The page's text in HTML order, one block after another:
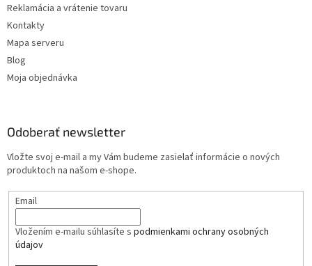
Reklamácia a vrátenie tovaru
Kontakty
Mapa serveru
Blog
Moja objednávka
Odoberať newsletter
Vložte svoj e-mail a my Vám budeme zasielať informácie o nových
produktoch na našom e-shope.
Email
Vložením e-mailu súhlasíte s podmienkami ochrany osobných
údajov